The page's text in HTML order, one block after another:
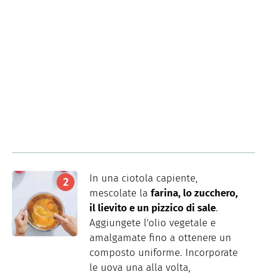
In una ciotola capiente,
mescolate la farina, lo zucchero,
il lievito e un pizzico di sale.
Aggiungete l'olio vegetale e
amalgamate fino a ottenere un
composto uniforme. Incorporate
le uova una alla volta,